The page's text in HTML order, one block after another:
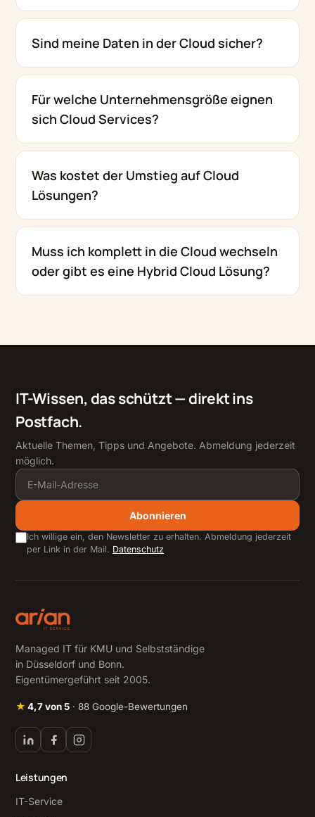
Sind meine Daten in der Cloud sicher?
Für welche Unternehmensgröße eignen
sich Cloud Services?
Was kostet der Umstieg auf Cloud
Lösungen?
Muss ich komplett in die Cloud wechseln
oder gibt es eine Hybrid Cloud Lösung?
IT-Wissen, das schützt — direkt ins
Postfach.
Aktuelle Themen, Tipps und Angebote. Abmeldung jederzeit
möglich.
Abonnieren
Ich willige ein, den Newsletter zu erhalten. Abmeldung jederzeit
per Link in der Mail. Datenschutz
Managed IT für KMU und Selbstständige
in Düsseldorf und Bonn.
Eigentümergeführt seit 2005.
★ 4,7 von 5· 88 Google-Bewertungen
Leistungen
IT-Service